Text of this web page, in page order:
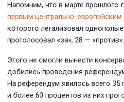
Напомним, что в марте прошлого
первым центрально-европейским
которого легализовал
проголосовал «за», 28 — «против».
Этого не смогли вынести
добились проведения
На референдум явилось всего 35
и более 60 процентов из них